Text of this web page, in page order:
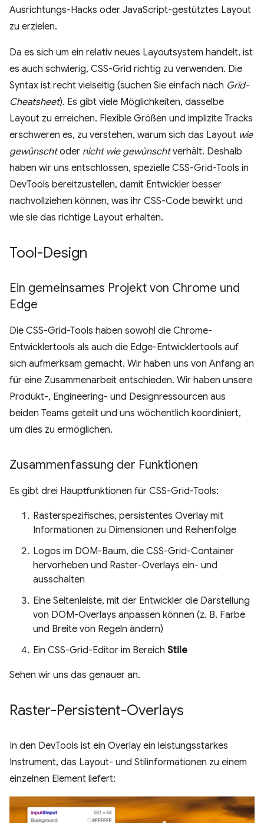
Ausrichtungs-Hacks oder JavaScript-gestütztes Layout
zu erzielen.
Da es sich um ein relativ neues Layoutsystem handelt, ist
es auch schwierig, CSS-Grid richtig zu verwenden. Die
Syntax ist recht vielseitig (suchen Sie einfach nach Grid-
Cheatsheet). Es gibt viele Möglichkeiten, dasselbe
Layout zu erreichen. Flexible Größen und implizite Tracks
erschweren es, zu verstehen, warum sich das Layout wie
gewünschtoder nicht wie gewünschtverhält. Deshalb
haben wir uns entschlossen, spezielle CSS-Grid-Tools in
DevTools bereitzustellen, damit Entwickler besser
nachvollziehen können, was ihr CSS-Code bewirkt und
wie sie das richtige Layout erhalten.
Tool-Design
Ein gemeinsames Projekt von Chrome und
Edge
Die CSS-Grid-Tools haben sowohl die Chrome-
Entwicklertools als auch die Edge-Entwicklertools auf
sich aufmerksam gemacht. Wir haben uns von Anfang an
für eine Zusammenarbeit entschieden. Wir haben unsere
Produkt-, Engineering- und Designressourcen aus
beiden Teams geteilt und uns wöchentlich koordiniert,
um dies zu ermöglichen.
Zusammenfassung der Funktionen
Es gibt drei Hauptfunktionen für CSS-Grid-Tools:
Rasterspezifisches, persistentes Overlay mit
Informationen zu Dimensionen und Reihenfolge
Logos im DOM-Baum, die CSS-Grid-Container
hervorheben und Raster-Overlays ein- und
ausschalten
Eine Seitenleiste, mit der Entwickler die Darstellung
von DOM-Overlays anpassen können (z. B. Farbe
und Breite von Regeln ändern)
Ein CSS-Grid-Editor im Bereich Stile
Sehen wir uns das genauer an.
Raster-Persistent-Overlays
In den DevTools ist ein Overlay ein leistungsstarkes
Instrument, das Layout- und Stilinformationen zu einem
einzelnen Element liefert: